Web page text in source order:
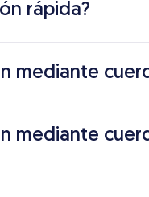
rápida?
mediante
mediante